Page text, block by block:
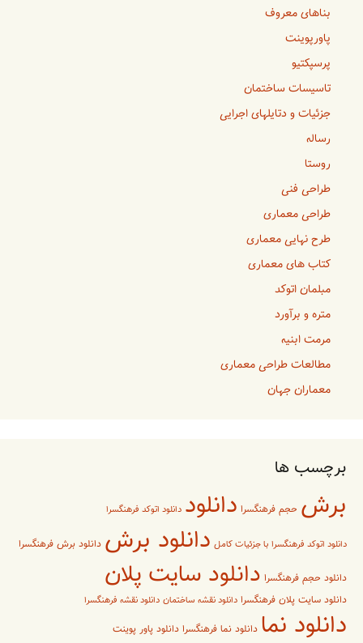
بناهای معروف
پاورپوینت
پرسپکتیو
تاسیسات ساختمان
جزئیات و دتایلهای اجرایی
رساله
روستا
طراحی فنی
طراحی معماری
طرح نهایی معماری
کتاب های معماری
مبلمان اتوکد
متره و برآورد
مرمت ابنیه
مطالعات طراحی معماری
معماران جهان
برچسب ها
برش حجم فرهنگسرا دانلود دانلود اتوکد فرهنگسرا
دانلود اتوکد فرهنگسرا با جزئیات کامل دانلود برش دانلود برش فرهنگسرا
دانلود حجم فرهنگسرا دانلود سایت پلان
دانلود سایت پلان فرهنگسرا دانلود نقشه ساختمان دانلود نقشه فرهنگسرا
دانلود نما دانلود نما فرهنگسرا دانلود پاور پوینت